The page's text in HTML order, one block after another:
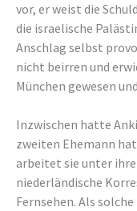
vor, er weist die
die israelische
Anschlag selbst
nicht beirren und
München gewesen
Inzwischen hatte
zweiten Ehemann
arbeitet sie unter
niederländische
Fernsehen. Als